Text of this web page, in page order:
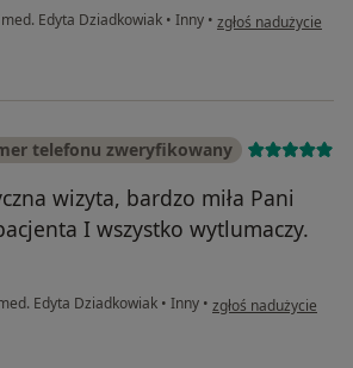
Edyta Dziadkowiak • Inny • w opinii
zgłoś nadużycie
telefonu zweryfikowany
wizyta, bardzo miła Pani
I wszystko wytlumaczy.
Edyta Dziadkowiak • Inny • w opinii użytkownika
zgłoś nadużycie